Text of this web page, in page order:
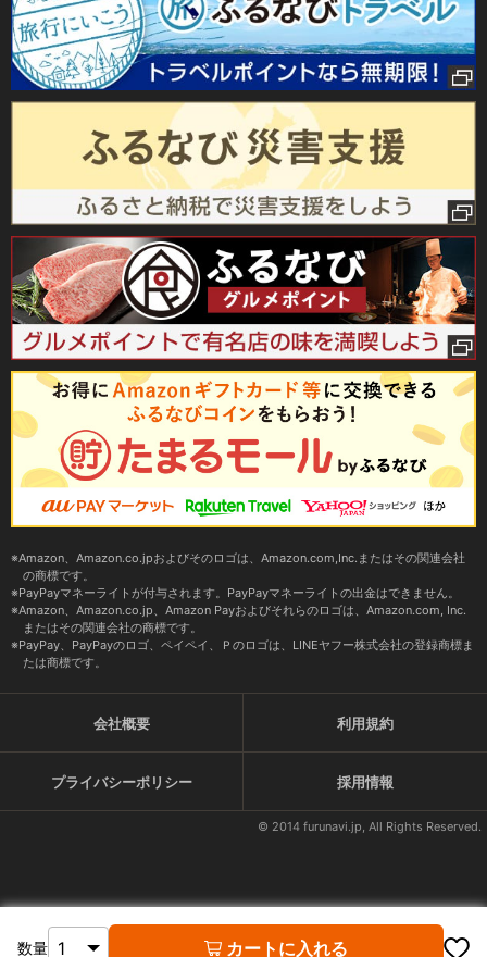
数量 カートに入れる
Amazon、Amazon.co.jpおよびそのロゴは、Amazon.com,Inc.またはその関連会社
の商標です。
PayPayマネーライトが付与されます。PayPayマネーライトの出金はできません。
Amazon、Amazon.co.jp、Amazon Payおよびそれらのロゴは、Amazon.com, Inc.
またはその関連会社の商標です。
PayPay、PayPayのロゴ、ペイペイ、Ｐのロゴは、LINEヤフー株式会社の登録商標ま
たは商標です。
会社概要 利用規約
プライバシーポリシー 採用情報
© 2014 furunavi.jp, All Rights Reserved.